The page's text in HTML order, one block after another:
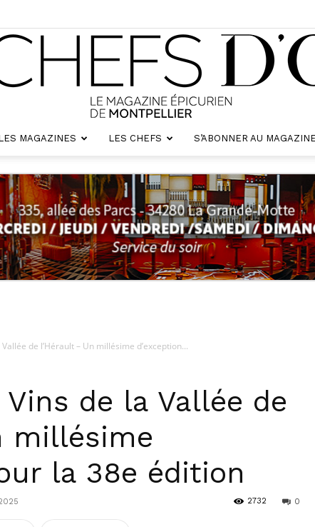
d'oc
MAGAZINES LES CHEFS S’ABONNER AU
de l’Hérault – Un millésime d’exception...
de la Vallée de
millésime
la 38e édition
0
2732